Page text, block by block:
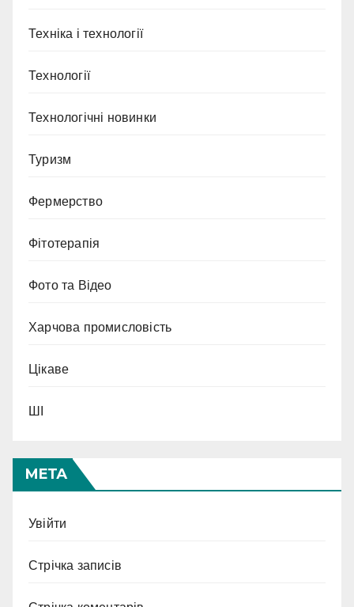
Техніка і технології
Технології
Технологічні новинки
Туризм
Фермерство
Фітотерапія
Фото та Відео
Харчова промисловість
Цікаве
ШІ
МЕТА
Увійти
Стрічка записів